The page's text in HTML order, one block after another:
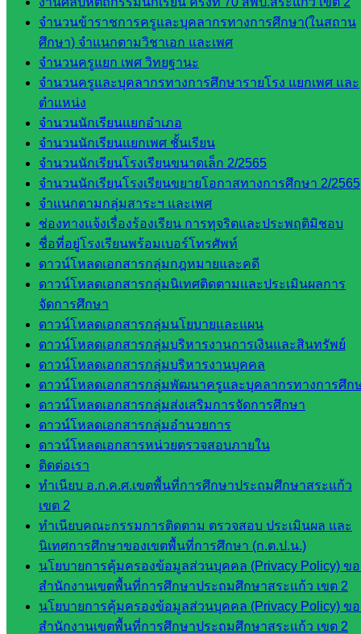
จำนวนข้าราชการครูและบุคลากรทางการศึกษา(ในสถาน
ศึกษา) จำแนกตามวิชาเอก และเพศ
จำนวนครูแยก เพศ วิทยฐานะ
จำนวนครูและบุคลากรทางการศึกษารายโรง แยกเพศ และ
ตำแหน่ง
จำนวนนักเรียนแยกอำเภอ
จำนวนนักเรียนแยกเพศ ชั้นเรียน
จำนวนนักเรียนโรงเรียนขนาดเล็ก 2/2565
จำนวนนักเรียนโรงเรียนขยายโอกาสทางการศึกษา 2/2565
จำแนกตามกลุ่มสาระฯ และเพศ
ช่องทางแจ้งเรื่องร้องเรียน การทุจริตและประพฤติมิชอบ
ชื่อที่อยู่โรงเรียนพร้อมเบอร์โทรศัพท์
ดาวน์โหลดเอกสารกลุ่มกฎหมายและคดี
ดาวน์โหลดเอกสารกลุ่มนิเทศติดตามและประเมินผลการ
จัดการศึกษา
ดาวน์โหลดเอกสารกลุ่มนโยบายและแผน
ดาวน์โหลดเอกสารกลุ่มบริหารงานการเงินและสินทรัพย์
ดาวน์โหลดเอกสารกลุ่มบริหารงานบุคคล
ดาวน์โหลดเอกสารกลุ่มพัฒนาครูและบุคลากรทางการศึก
ดาวน์โหลดเอกสารกลุ่มส่งเสริมการจัดการศึกษา
ดาวน์โหลดเอกสารกลุ่มอำนวยการ
ดาวน์โหลดเอกสารหน่วยตรวจสอบภายใน
ติดต่อเรา
ทำเนียบ อ.ก.ค.ศ.เขตพื้นที่การศึกษาประถมศึกษาสระแก้ว
เขต 2
ทำเนียบคณะกรรมการติดตาม ตรวจสอบ ประเมินผล และ
นิเทศการศึกษาของเขตพื้นที่การศึกษา (ก.ต.ป.น.)
นโยบายการคุ้มครองข้อมูลส่วนบุคคล (Privacy Policy) ข
สำนักงานเขตพื้นที่การศึกษาประถมศึกษาสระแก้ว เขต 2
นโยบายการคุ้มครองข้อมูลส่วนบุคคล (Privacy Policy) ข
สำนักงานเขตพื้นที่การศึกษาประถมศึกษาสระแก้ว เขต 2
กลุ่ม
พัฒนาครู
และบุ
คลากรฯ
กลุ่มนิ
เทศ
ติดตาม
และประ
เมินผลฯ
เว็บไซต์
หลักสูตร
ต้าน
ทุจริต
ห้อง
นิเทศ
ศน.นิพนธ์
พรมพิไล
ห้อง
นิเทศ
ศน.ชยา
ธิศ/
ศน.อัญชลี
ห้อง
นิเทศ
ดร.สราว
ดี เพ็งศรี
โคตร
เว็บไซต์
คณะ
กรรมการ